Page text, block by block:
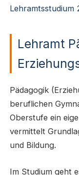
Lehramtsstudium
Lehramt
Pädagogik
beruflichen
Oberstufe ein
vermittelt
und Bildung.
Im Studium geht